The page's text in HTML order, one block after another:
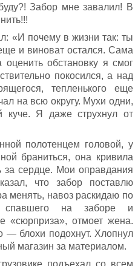
Забор мне завалил! В
«И почему в жизни так: ты
и виноват остался. Сама
обстановку я смог
покосился, а над
тепленького еще
на всю округу. Мухи одни,
куче. Я даже струхнул от
полотенцем головой, у
браниться, она кривила
сердце. Мои оправдания
что забор поставлю
менять, навоз раскидаю по
на заборе и
«сюрприза», отмоет жена.
— блохи подохнут. Хлопнул
магазин за материалом.
подъехал со всем